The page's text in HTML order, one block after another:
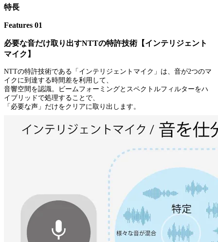
特長
Features 01
必要な音だけ取り出すNTTの特許技術【インテリジェント
マイク】
NTTの特許技術である「インテリジェントマイク」は、音が2つのマ
イクに到達する時間差を利用して、
音響空間を認識。ビームフォーミングとスペクトルフィルターをハ
イブリッドで処理することで、
「必要な声」だけをクリアに取り出します。